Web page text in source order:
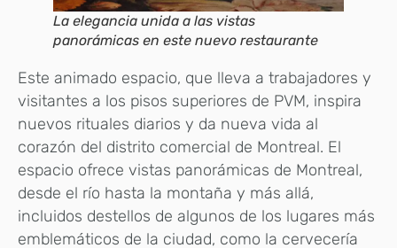
La elegancia unida a las vistas
panorámicas en este nuevo restaurante
Este animado espacio, que lleva a trabajadores y
visitantes a los pisos superiores de PVM, inspira
nuevos rituales diarios y da nueva vida al
corazón del distrito comercial de Montreal. El
espacio ofrece vistas panorámicas de Montreal,
desde el río hasta la montaña y más allá,
incluidos destellos de algunos de los lugares más
emblemáticos de la ciudad, como la cervecería